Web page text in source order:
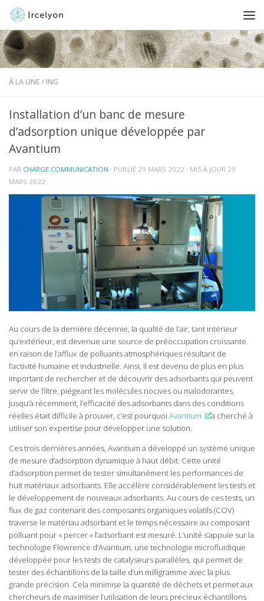
À LA UNE/ING
Installation d’un banc de mesure
d’adsorption unique développée par
Avantium
PAR CHARGE.COMMUNICATION · PUBLIÉ 29 MARS 2022 · MIS À JOUR 29
MARS 2022
Au cours de la dernière décennie, la qualité de l’air, tant intérieur
qu’extérieur, est devenue une source de préoccupation croissante
en raison de l’afflux de polluants atmosphériques résultant de
l’activité humaine et industrielle. Ainsi, il est devenu de plus en plus
important de rechercher et de découvrir des adsorbants qui peuvent
servir de filtre, piégeant les molécules nocives ou malodorantes.
Jusqu’à récemment, l’efficacité des adsorbants dans des conditions
réelles était difficile à prouver, c’est pourquoi Avantium
a cherché à
utiliser son expertise pour développer une solution.
Ces trois dernières années, Avantium a développé un système unique
de mesure d’adsorption dynamique à haut débit. Cette unité
d’adsorption permet de tester simultanément les performances de
huit matériaux adsorbants. Elle accélère considérablement les tests et
le développement de nouveaux adsorbants. Au cours de ces tests, un
flux de gaz contenant des composants organiques volatils (COV)
traverse le matériau adsorbant et le temps nécessaire au composant
polluant pour « percer » l’adsorbant est mesuré. L’unité s’appuie sur la
technologie Flowrence d’Avantium, une technologie microfluidique
développée pour les tests de catalyseurs parallèles, qui permet de
tester des échantillons de la taille d’un milligramme avec la plus
grande précision. Cela minimise la quantité de déchets et permet aux
chercheurs de maximiser l’utilisation de leurs précieux échantillons